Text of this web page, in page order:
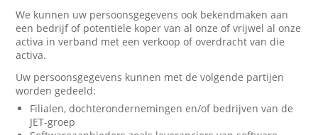
We kunnen uw persoonsgegevens ook bekendmaken aan
een bedrijf of potentiële koper van al onze of vrijwel al onze
activa in verband met een verkoop of overdracht van die
activa.
Uw persoonsgegevens kunnen met de volgende partijen
worden gedeeld:
Filialen, dochterondernemingen en/of bedrijven van de
JET-groep